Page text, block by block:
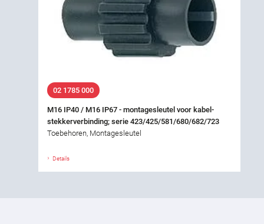
02 1785 000
M16 IP40 / M16 IP67 - montagesleutel voor kabel-
stekkerverbinding; serie 423/425/581/680/682/723
Toebehoren, Montagesleutel
Details